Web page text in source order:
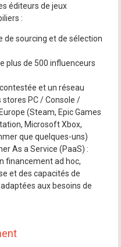
éditeurs de jeux
:
sourcing et de sélection
plus de 500 influenceurs
et un réseau
stores PC / Console /
(Steam, Epic Games
Microsoft Xbox,
que quelques-uns)
As a Service (PaaS) :
financement ad hoc,
et des capacités de
aux besoins de